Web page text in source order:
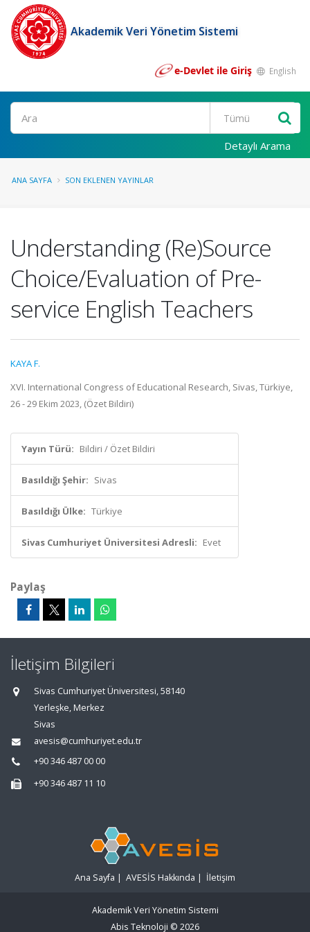
Akademik Veri Yönetim Sistemi
e-Devlet ile Giriş English
Ara
Detaylı Arama
ANA SAYFA SON EKLENEN YAYINLAR
Understanding (Re)Source
Choice/Evaluation of Pre-
service English Teachers
KAYA F.
XVI. International Congress of Educational Research, Sivas, Türkiye,
26 - 29 Ekim 2023, (Özet Bildiri)
Yayın Türü: Bildiri / Özet Bildiri
Basıldığı Şehir: Sivas
Basıldığı Ülke: Türkiye
Sivas Cumhuriyet Üniversitesi Adresli: Evet
Paylaş
İletişim Bilgileri
Sivas Cumhuriyet Üniversitesi, 58140
Yerleşke, Merkez
Sivas
avesis@cumhuriyet.edu.tr
+90 346 487 00 00
+90 346 487 11 10
Ana Sayfa | AVESİS Hakkında | İletişim
Akademik Veri Yönetim Sistemi
Abis Teknoloji © 2026